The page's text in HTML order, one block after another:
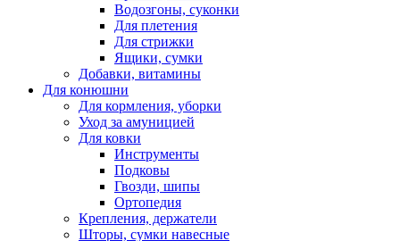
Водозгоны, суконки
Для плетения
Для стрижки
Ящики, сумки
Добавки, витамины
Для конюшни
Для кормления, уборки
Уход за амуницией
Для ковки
Инструменты
Подковы
Гвозди, шипы
Ортопедия
Крепления, держатели
Шторы, сумки навесные